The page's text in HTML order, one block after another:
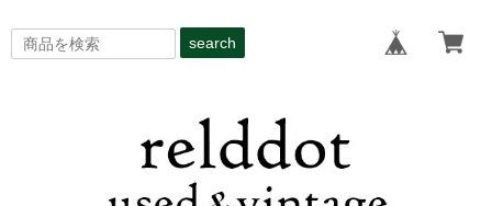
search